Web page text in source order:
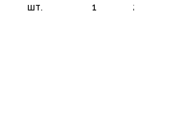
шт. 1 2500,00